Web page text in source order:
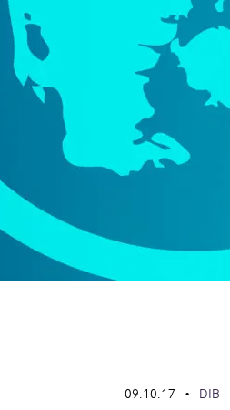
09.10.17 • DIB